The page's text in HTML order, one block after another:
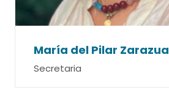
María del Pilar Zarazua
Secretaria